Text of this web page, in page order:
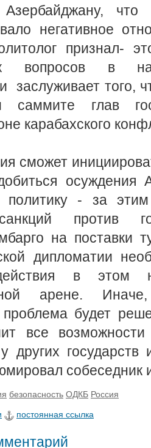
Азербайджану,
негативное
признал-
вопросов в
заслуживает того,
саммите глав
карабахского
сможет
осуждения
политику - за
против
на поставки
дипломатии
в этом
арене.
будет
все возможности
других
собеседник
безопасность ОДКБ Россия
постоянная ссылка